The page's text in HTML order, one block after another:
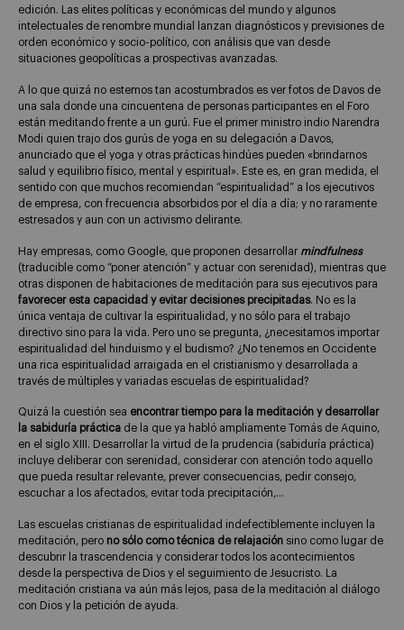
edición. Las elites políticas y económicas del mundo y algunos
intelectuales de renombre mundial lanzan diagnósticos y previsiones de
orden económico y socio-político, con análisis que van desde
situaciones geopolíticas a prospectivas avanzadas.
A lo que quizá no estemos tan acostumbrados es ver fotos de Davos de
una sala donde una cincuentena de personas participantes en el Foro
están meditando frente a un gurú. Fue el primer ministro indio Narendra
Modi quien trajo dos gurús de yoga en su delegación a Davos,
anunciado que el yoga y otras prácticas hindúes pueden «brindarnos
salud y equilibrio físico, mental y espiritual». Este es, en gran medida, el
sentido con que muchos recomiendan “espiritualidad” a los ejecutivos
de empresa, con frecuencia absorbidos por el día a día; y no raramente
estresados y aun con un activismo delirante.
Hay empresas, como Google, que proponen desarrollar mindfulness
(traducible como “poner atención” y actuar con serenidad), mientras que
otras disponen de habitaciones de meditación para sus ejecutivos para
favorecer esta capacidad y evitar decisiones precipitadas. No es la
única ventaja de cultivar la espiritualidad, y no sólo para el trabajo
directivo sino para la vida. Pero uno se pregunta, ¿necesitamos importar
espiritualidad del hinduismo y el budismo? ¿No tenemos en Occidente
una rica espiritualidad arraigada en el cristianismo y desarrollada a
través de múltiples y variadas escuelas de espiritualidad?
Quizá la cuestión sea encontrar tiempo para la meditación y desarrollar
la sabiduría práctica de la que ya habló ampliamente Tomás de Aquino,
en el siglo XIII. Desarrollar la virtud de la prudencia (sabiduría práctica)
incluye deliberar con serenidad, considerar con atención todo aquello
que pueda resultar relevante, prever consecuencias, pedir consejo,
escuchar a los afectados, evitar toda precipitación,…
Las escuelas cristianas de espiritualidad indefectiblemente incluyen la
meditación, pero no sólo como técnica de relajación sino como lugar de
descubrir la trascendencia y considerar todos los acontecimientos
desde la perspectiva de Dios y el seguimiento de Jesucristo. La
meditación cristiana va aún más lejos, pasa de la meditación al diálogo
con Dios y la petición de ayuda.